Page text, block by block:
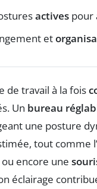
actives pour
et
de travail à la fois
Un bureau
une posture
tout comme
ou encore une
éclairage